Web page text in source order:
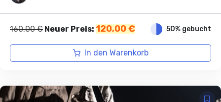
160,00€ Ursprünglicher
160,00 €
Neuer Preis: 120,00€Aktueller
ist:
120,00 €.
50% gebucht
In den Warenkorb